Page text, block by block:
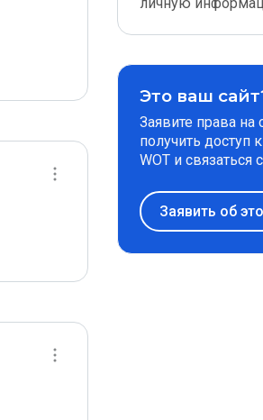
Это ваш
Заявите права на
получить доступ
WOT и
Заявить об